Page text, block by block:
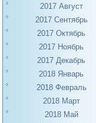
2017 Август
2017 Сентябрь
2017 Октябрь
2017 Ноябрь
2017 Декабрь
2018 Январь
2018 Февраль
2018 Март
2018 Май